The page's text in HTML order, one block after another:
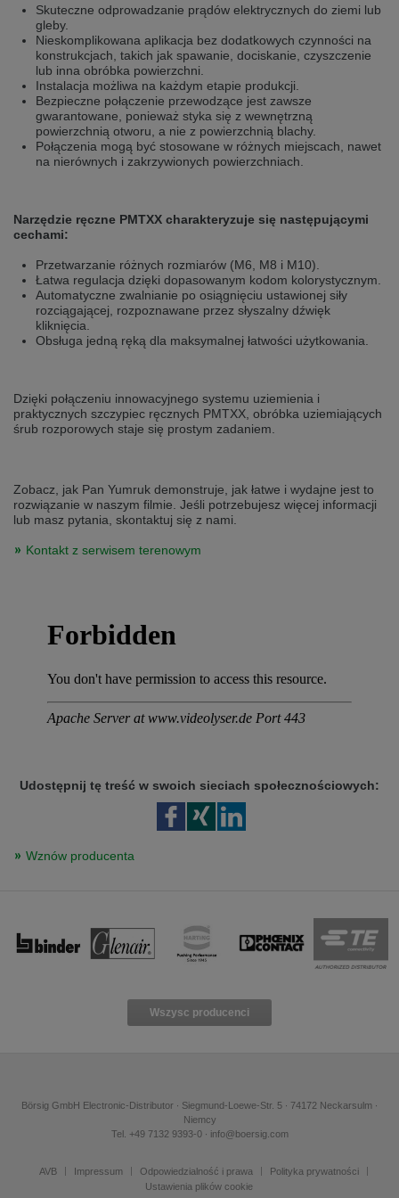
selected one. This website is also available in German. Would you like to
switch to the German version?
Switch to German version Stay on this version
Wir haben erkannt, dass ihr Browser eine andere Sprache als die derzeit
angezeigte bevorzugt. Diese Webseite ist auch auf Deutsch verfügbar.
Möchten Sie zur Deutschen Version wechseln?
Zur deutschen Version wechseln Auf dieser Version bleiben
switch to the Czech version?
Zdá se, že Váš prohlížeč je v jiném jazyce, než jaký je momentálně používán.
Tato stránka je k dispozici i v češtině. Chcete přepnout na českou verzi?
Přepnout na českou verzi
Přepněte na německou verzi Zůstaňte v této verzi
Zur deutschen Version wechseln Auf dieser Version bleiben
Váš prohlížeč se zdá být v jiném jazyce, než je právě používaný jazyk. Tato
stránka je k dispozici také v angličtině. Přejete si přepnout na anglickou
We have detected, that your browser prefers another language than the
switch to the English version?
Switch to English version Stay on this version
Skuteczne odprowadzanie prądów elektrycznych do ziemi lub
gleby.
Nieskomplikowana aplikacja bez dodatkowych czynności na
konstrukcjach, takich jak spawanie, dociskanie, czyszczenie
lub inna obróbka powierzchni.
Instalacja możliwa na każdym etapie produkcji.
Bezpieczne połączenie przewodzące jest zawsze
gwarantowane, ponieważ styka się z wewnętrzną
powierzchnią otworu, a nie z powierzchnią blachy.
Połączenia mogą być stosowane w różnych miejscach, nawet
na nierównych i zakrzywionych powierzchniach.
Narzędzie ręczne PMTXX charakteryzuje się następującymi
cechami:
Przetwarzanie różnych rozmiarów (M6, M8 i M10).
Łatwa regulacja dzięki dopasowanym kodom kolorystycznym.
Automatyczne zwalnianie po osiągnięciu ustawionej siły
rozciągającej, rozpoznawane przez słyszalny dźwięk
kliknięcia.
Obsługa jedną ręką dla maksymalnej łatwości użytkowania.
Dzięki połączeniu innowacyjnego systemu uziemienia i
praktycznych szczypiec ręcznych PMTXX, obróbka uziemiających
śrub rozporowych staje się prostym zadaniem.
Zobacz, jak Pan Yumruk demonstruje, jak łatwe i wydajne jest to
rozwiązanie w naszym filmie. Jeśli potrzebujesz więcej informacji
lub masz pytania, skontaktuj się z nami.
Kontakt z serwisem terenowym
Udostępnij tę treść w swoich sieciach społecznościowych:
Wznów producenta
Wszysc producenci
Börsig GmbH Electronic-Distributor ∙ Siegmund-Loewe-Str. 5 ∙ 74172 Neckarsulm ∙
Niemcy
Tel. +49 7132 9393-0 ∙ info@boersig.com
AVB Impressum Odpowiedzialność i prawa
Polityka prywatności
Ustawienia plików cookie